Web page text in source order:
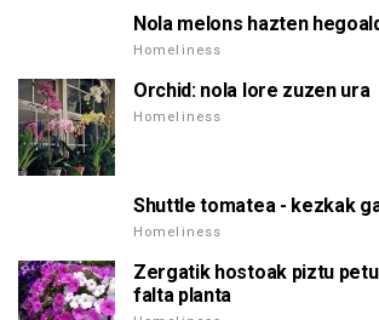
Nola melons hazten
Homeliness
Orchid: nola lore zuzen ura
Homeliness
Shuttle tomatea - kezkak
Homeliness
Zergatik hostoak piztu
falta planta